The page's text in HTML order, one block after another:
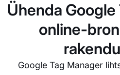
Ühenda
online-
Google Tag Manager